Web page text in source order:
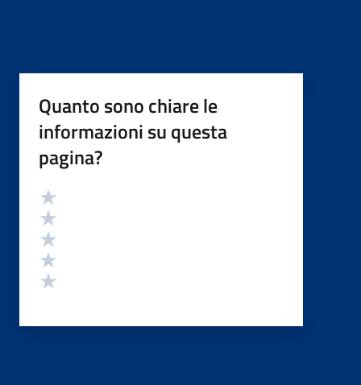
Quanto sono chiare le
informazioni su questa
pagina?
Valutazione